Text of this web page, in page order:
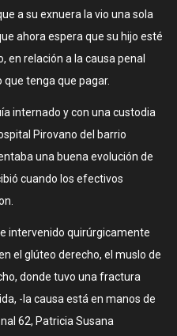
a su exnuera la vio una sola
ahora espera que su hijo esté
en relación a la causa penal
tenga que pagar.
internado y con una custodia
Pirovano del barrio
una buena evolución de
cuando los efectivos
intervenido quirúrgicamente
el glúteo derecho, el muslo de
donde tuvo una fractura
-la causa está en manos de
62, Patricia Susana